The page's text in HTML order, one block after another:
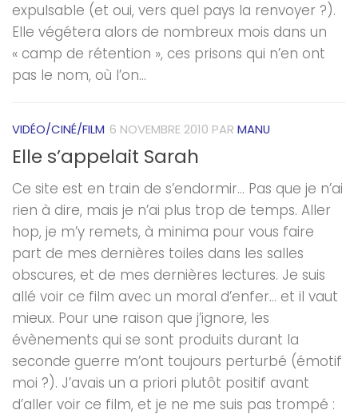
expulsable (et oui, vers quel pays la renvoyer ?).
Elle végétera alors de nombreux mois dans un
« camp de rétention », ces prisons qui n’en ont
pas le nom, où l’on...
VIDÉO/CINÉ/FILM 6 NOVEMBRE 2010 PAR MANU
Elle s’appelait Sarah
Ce site est en train de s’endormir… Pas que je n’ai
rien à dire, mais je n’ai plus trop de temps. Aller
hop, je m’y remets, à minima pour vous faire
part de mes dernières toiles dans les salles
obscures, et de mes dernières lectures. Je suis
allé voir ce film avec un moral d’enfer… et il vaut
mieux. Pour une raison que j’ignore, les
évènements qui se sont produits durant la
seconde guerre m’ont toujours perturbé (émotif
moi ?). J’avais un a priori plutôt positif avant
d’aller voir ce film, et je ne me suis pas trompé :